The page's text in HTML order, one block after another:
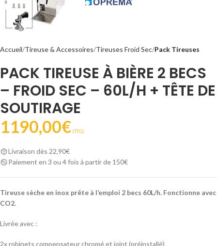
Accueil Tireuse & Accessoires Tireuses Froid Sec Pack Tireuses
PACK TIREUSE À BIÈRE 2 BECS
– FROID SEC – 60L/H + TÊTE DE
SOUTIRAGE
1190,00€ (T.T.C).
Livraison dès 22,90€
Paiement en 3 ou 4 fois à partir de 150€
Tireuse sèche en inox prête à l’emploi 2 becs 60L/h. Fonctionne avec
CO2.
Livrée avec :
2x robinets compensateur chromé et joint (préinstallé)